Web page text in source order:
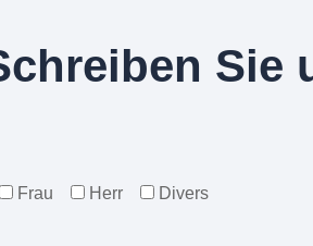
chreiben Sie
Frau Herr Divers